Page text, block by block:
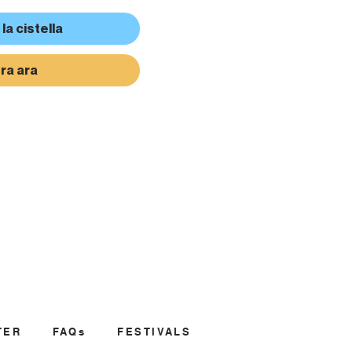
cistella
ara
FAQs FESTIVALS